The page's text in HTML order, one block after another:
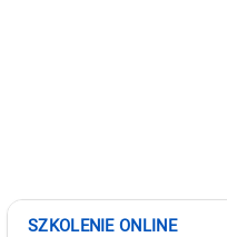
SZKOLENIE ONLINE